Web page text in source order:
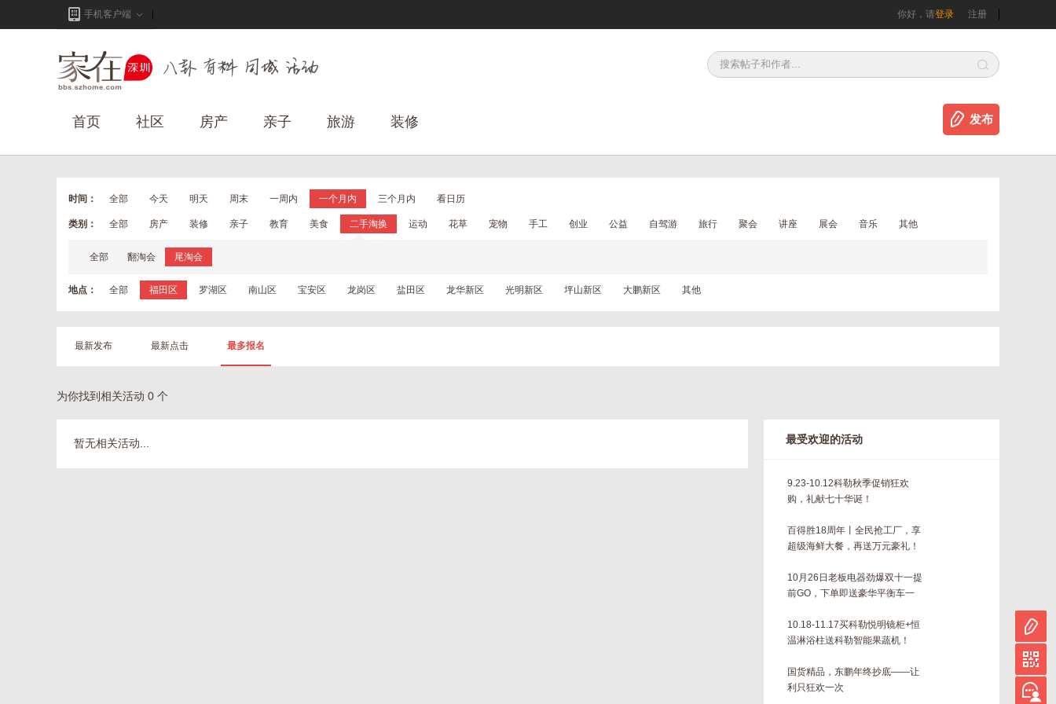
手机客户端 你好，请登录 注册
首页 社区 房产 亲子 旅游 装修 发布
时间： 全部 今天 明天 周末 一周内 一个月内 三个月内 看日历
类别： 全部 房产 装修 亲子 教育 美食 二手淘换 运动 花草 宠物 手工 创业 公益 自驾游 旅行 聚会 讲座 展会 音乐 其他
全部 翻淘会 尾淘会
地点： 全部 福田区 罗湖区 南山区 宝安区 龙岗区 盐田区 龙华新区 光明新区 坪山新区 大鹏新区 其他
最新发布 最新点击 最多报名
为你找到相关活动 0 个
暂无相关活动... 最受欢迎的活动
9.23-10.12科勒秋季促销狂欢
购，礼献七十华诞！
百得胜18周年丨全民抢工厂，享
超级海鲜大餐，再送万元豪礼！
10月26日老板电器劲爆双十一提
前GO，下单即送豪华平衡车一
10.18-11.17买科勒悦明镜柜+恒
温淋浴柱送科勒智能果蔬机！
国货精品，东鹏年终抄底——让
利只狂欢一次